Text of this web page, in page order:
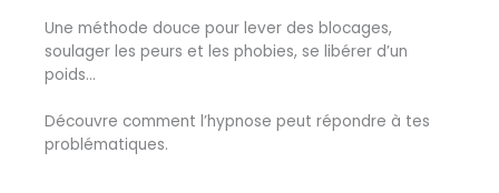
Une méthode douce pour lever des blocages,
soulager les peurs et les phobies, se libérer d’un
poids…
Découvre comment l’hypnose peut répondre à tes
problématiques.